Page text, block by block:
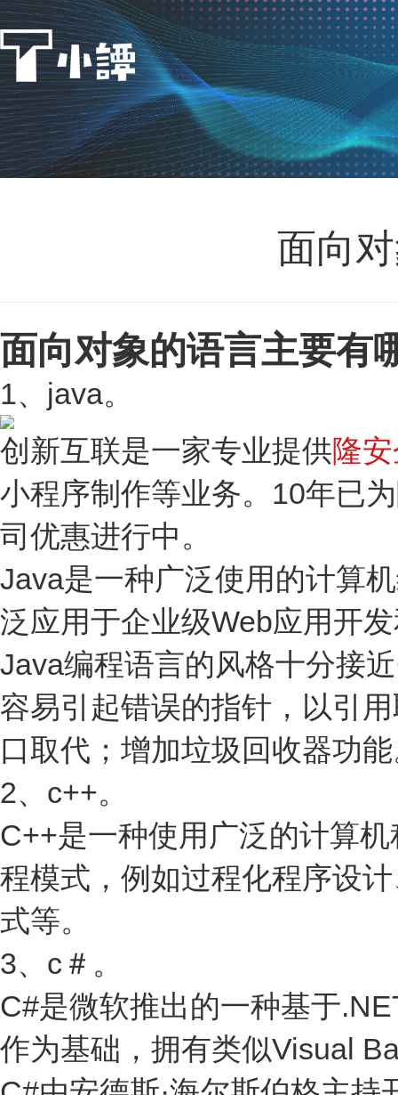
面向
面向对象的语言主要有
1、java。
创新互联是一家专业提供隆
小程序制作等业务。10年已
司优惠进行中。
Java是一种广泛使用的计算
泛应用于企业级Web应用开
Java编程语言的风格十分接
容易引起错误的指针，以引
口取代；增加垃圾回收器功
2、c++。
C++是一种使用广泛的计算
程模式，例如过程化程序设
式等。
3、c＃。
C#是微软推出的一种基于
作为基础，拥有类似Visual